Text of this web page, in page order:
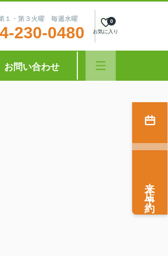
１・第３火曜 毎週水曜
230-0480 お気に入り
0
お問い合わせ
来店予約